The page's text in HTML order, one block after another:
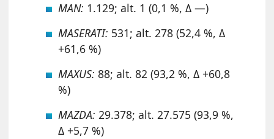
MAN: 1.129; alt. 1 (0,1 %, Δ —)
MASERATI: 531; alt. 278 (52,4 %, Δ
+61,6 %)
MAXUS: 88; alt. 82 (93,2 %, Δ +60,8
%)
MAZDA: 29.378; alt. 27.575 (93,9 %,
Δ +5,7 %)